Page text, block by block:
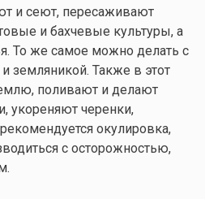
и сеют, пересаживают
и бахчевые культуры, а
То же самое можно делать с
земляникой. Также в этот
поливают и делают
укореняют черенки,
окулировка,
с осторожностью,